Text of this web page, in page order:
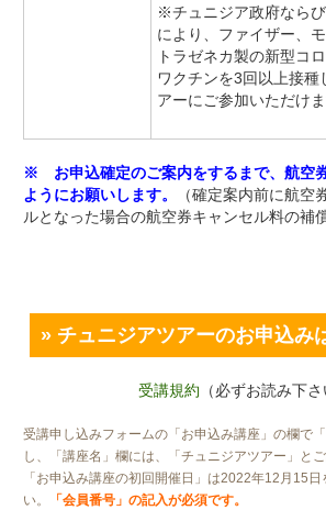
※チュニジア政府なら
により、ファイザー、
トラゼネカ製の新型コ
ワクチンを3回以上接種
アーにご参加いただけま
※ お申込確定のご案内をするまで、航空
ようにお願いします。
（確定案内前に航空
ルとなった場合の航空券キャンセル料の補
» チュニジアツアーのお申込み
受講規約 （必ずお読み下さ
受講申し込みフォームの「お申込み講座」の欄で
し、「講座名」欄には、「チュニジアツアー」と
「お申込み講座の初回開催日」は2022年12月15
い。
「会員番号」の記入が必須です。